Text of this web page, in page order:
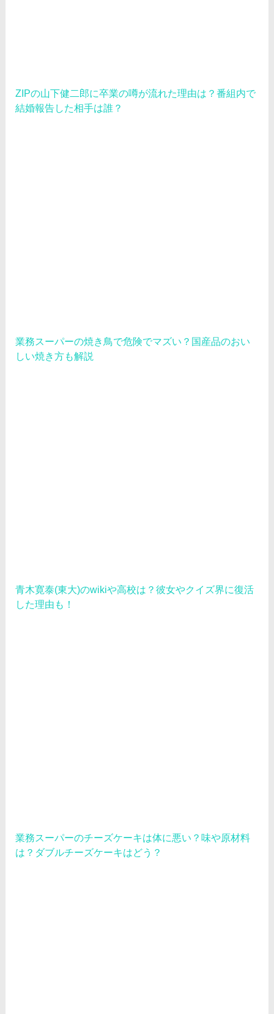
ZIPの山下健二郎に卒業の噂が流れた理由は？番組内で
結婚報告した相手は誰？
業務スーパーの焼き鳥で危険でマズい？国産品のおい
しい焼き方も解説
青木寛泰(東大)のwikiや高校は？彼女やクイズ界に復活
した理由も！
業務スーパーのチーズケーキは体に悪い？味や原材料
は？ダブルチーズケーキはどう？